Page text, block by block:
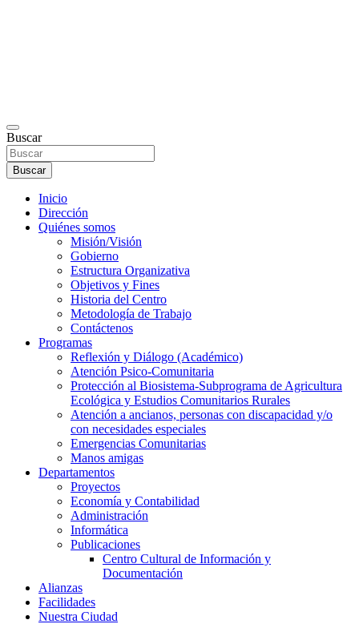
Buscar
Buscar
Inicio
Dirección
Quiénes somos
Misión/Visión
Gobierno
Estructura Organizativa
Objetivos y Fines
Historia del Centro
Metodología de Trabajo
Contáctenos
Programas
Reflexión y Diálogo (Académico)
Atención Psico-Comunitaria
Protección al Biosistema-Subprograma de Agricultura
Ecológica y Estudios Comunitarios Rurales
Atención a ancianos, personas con discapacidad y/o
con necesidades especiales
Emergencias Comunitarias
Manos amigas
Departamentos
Proyectos
Economía y Contabilidad
Administración
Informática
Publicaciones
Centro Cultural de Información y
Documentación
Alianzas
Facilidades
Nuestra Ciudad